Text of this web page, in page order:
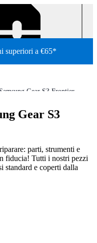
superiori a €65*
Gear S3 Frontier
Gear S3
parti, strumenti e
fiducia! Tutti i nostri pezzi
standard e coperti dalla